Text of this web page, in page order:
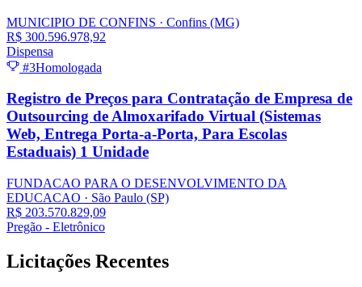
MUNICIPIO DE CONFINS · Confins (MG)
R$ 300.596.978,92
Dispensa
#3Homologada
Registro de Preços para Contratação de Empresa de
Outsourcing de Almoxarifado Virtual (Sistemas
Web, Entrega Porta-a-Porta, Para Escolas
Estaduais) 1 Unidade
FUNDACAO PARA O DESENVOLVIMENTO DA
EDUCACAO · São Paulo (SP)
R$ 203.570.829,09
Pregão - Eletrônico
Licitações Recentes